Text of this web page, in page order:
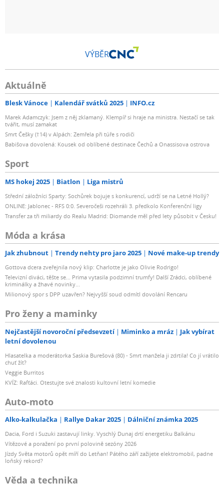
VÝBĚR
Aktuálně
Blesk Vánoce Kalendář svátků 2025 INFO.cz
Marek Adamczyk: Jsem z něj zklamaný. Klempíř si hraje na ministra. Nestačí se tak
tvářit, musí zamakat
Smrt Češky (†14) v Alpách: Zemřela při túře s rodiči
Babišova dovolená: Kousek od oblíbené destinace Čechů a Onassisova ostrova
Sport
MS hokej 2025 Biatlon Liga mistrů
Střední záložníci Sparty: Sochůrek bojuje s konkurencí, udrží se na Letné Hollý?
ONLINE: Jablonec - RFS 0:0. Severočeši rozehráli 3. předkolo Konferenční ligy
Transfer za tři miliardy do Realu Madrid: Diomande měl před lety působit v Česku!
Móda a krása
Jak zhubnout Trendy nehty pro jaro 2025 Nové make-up trendy
Gottova dcera zveřejnila nový klip: Charlotte je jako Olivie Rodrigo!
Televizní diváci, těšte se... Prima vytasila podzimní trumfy! Další Zrádci, oblíbené
kriminálky a žhavé novinky...
Milionový spor s DPP uzavřen? Nejvyšší soud odmítl dovolání Rencaru
Pro ženy a maminky
Nejčastější novoroční předsevzetí Miminko a mráz
Jak vybírat
letní dovolenou
Hlasatelka a moderátorka Saskia Burešová (80) - Smrt manžela ji zdrtila! Co jí vrátilo
chuť žít?
Veggie Burritos
KVÍZ: Rafťáci. Otestujte své znalosti kultovní letní komedie
Auto-moto
Alko-kalkulačka Rallye Dakar 2025 Dálniční známka 2025
Dacia, Ford i Suzuki zastavují linky. Vyschlý Dunaj drtí energetiku Balkánu
Vítězové a poražení po první polovině sezóny 2026
Jízdy Světa motorů opět míří do Letňan! Pátého září zažijete elektromobil, padne
loňský rekord?
Věda a technika